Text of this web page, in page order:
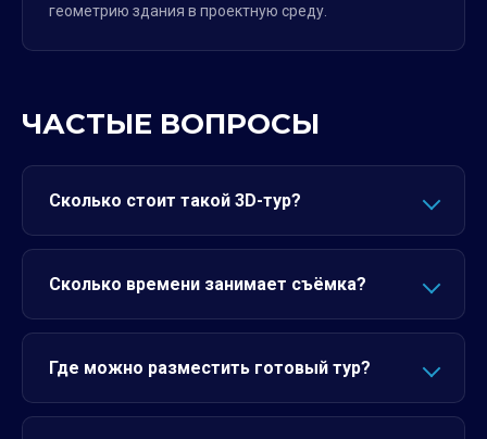
геометрию здания в проектную среду.
ЧАСТЫЕ ВОПРОСЫ
Сколько стоит такой 3D-тур?
Сколько времени занимает съёмка?
Где можно разместить готовый тур?